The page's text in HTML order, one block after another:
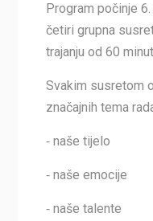
Program počinje
četiri grupna
trajanju od 60
Svakim susretom
značajnih tema
⁃ naše tijelo
⁃ naše emocije
⁃ naše talente